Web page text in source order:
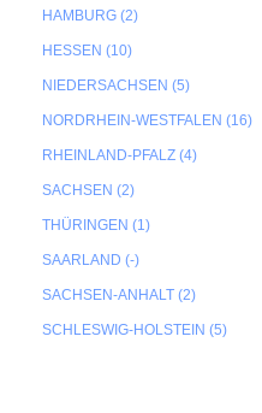
HAMBURG (2)
HESSEN (10)
NIEDERSACHSEN (5)
NORDRHEIN-WESTFALEN (16)
RHEINLAND-PFALZ (4)
SACHSEN (2)
THÜRINGEN (1)
SAARLAND (-)
SACHSEN-ANHALT (2)
SCHLESWIG-HOLSTEIN (5)